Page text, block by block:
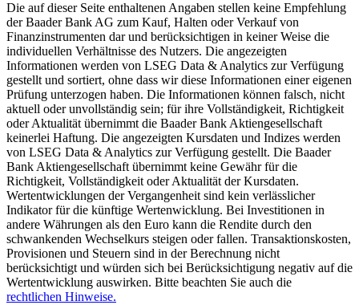
Die auf dieser Seite enthaltenen Angaben stellen keine Empfehlung
der Baader Bank AG zum Kauf, Halten oder Verkauf von
Finanzinstrumenten dar und berücksichtigen in keiner Weise die
individuellen Verhältnisse des Nutzers. Die angezeigten
Informationen werden von LSEG Data & Analytics zur Verfügung
gestellt und sortiert, ohne dass wir diese Informationen einer eigenen
Prüfung unterzogen haben. Die Informationen können falsch, nicht
aktuell oder unvollständig sein; für ihre Vollständigkeit, Richtigkeit
oder Aktualität übernimmt die Baader Bank Aktiengesellschaft
keinerlei Haftung. Die angezeigten Kursdaten und Indizes werden
von LSEG Data & Analytics zur Verfügung gestellt. Die Baader
Bank Aktiengesellschaft übernimmt keine Gewähr für die
Richtigkeit, Vollständigkeit oder Aktualität der Kursdaten.
Wertentwicklungen der Vergangenheit sind kein verlässlicher
Indikator für die künftige Wertenwicklung. Bei Investitionen in
andere Währungen als den Euro kann die Rendite durch den
schwankenden Wechselkurs steigen oder fallen. Transaktionskosten,
Provisionen und Steuern sind in der Berechnung nicht
berücksichtigt und würden sich bei Berücksichtigung negativ auf die
Wertentwicklung auswirken. Bitte beachten Sie auch die
rechtlichen Hinweise.